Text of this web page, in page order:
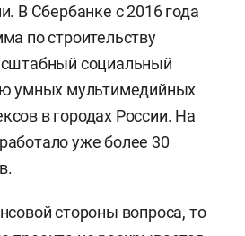
В Сбербанке с 2016 года
по строительству
социальный
умных мультимедийных
в городах России. На
уже более 30
стороны вопроса, то